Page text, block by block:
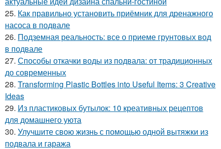
25. Как правильно установить приёмник для дренажного
насоса в подвале
26. Подземная реальность: все о приеме грунтовых вод
в подвале
27. Способы откачки воды из подвала: от традиционных
до современных
28. Transforming Plastic Bottles into Useful Items: 3 Creative
Ideas
29. Из пластиковых бутылок: 10 креативных рецептов
для домашнего уюта
30. Улучшите свою жизнь с помощью одной вытяжки из
подвала и гаража